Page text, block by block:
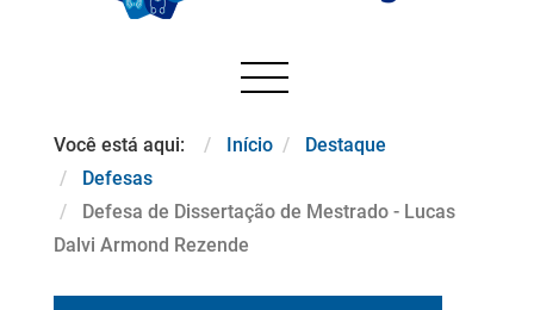
Você está aqui: Início
Destaque
Defesas
Defesa de Dissertação de Mestrado - Lucas
Dalvi Armond Rezende